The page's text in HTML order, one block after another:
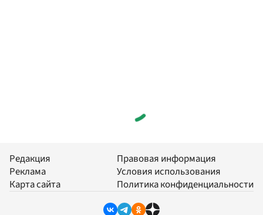
Редакция
Реклама
Карта сайта
Правовая информация
Условия использования
Политика конфиденциальности